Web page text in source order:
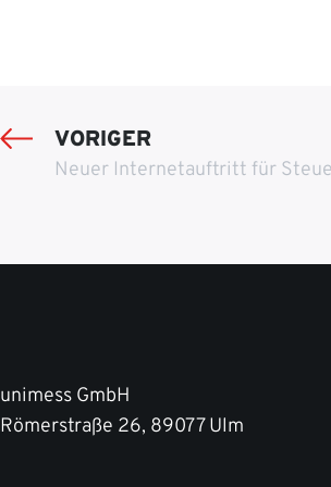
VORIGER
Neuer Internetauftritt für
unimess GmbH
Römerstraße 26, 89077 Ulm